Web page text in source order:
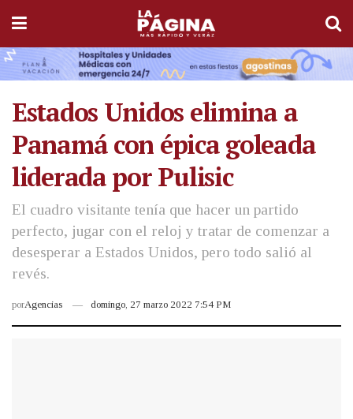
Estados Unidos elimina a
Panamá con épica goleada
liderada por Pulisic
El cuadro visitante tenía que hacer un partido
perfecto, jugar con el reloj y tratar de comenzar a
desesperar a Estados Unidos, pero todo salió al
revés.
porAgencias domingo, 27 marzo 2022 7:54 PM